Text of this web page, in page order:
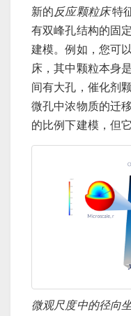
新的反应颗粒床特
有双峰孔结构的固
建模。例如，您可
床，其中颗粒本身
间有大孔，催化剂
微孔中浓物质的迁
的比例下建模，但
微观尺度中的径向